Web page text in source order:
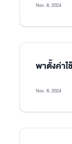
Nov. 8, 2024
พาตั้งค่าใ
Nov. 6, 2024